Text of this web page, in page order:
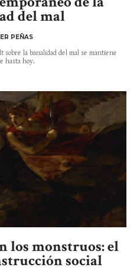
del mal
PEÑAS
la banalidad del mal se mantiene
hasta hoy.
los monstruos: el
social